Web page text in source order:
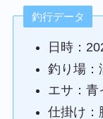
釣行データ
日時：
釣り場
エサ：青
仕掛け：